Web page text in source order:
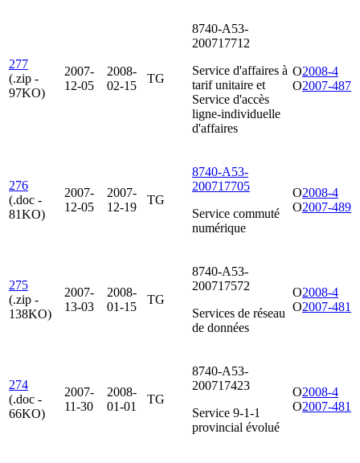
277
(.zip -
97KO)
2007-
12-05
2008-
02-15
TG
8740-A53-
200717712
Service d'affaires à
tarif unitaire et
Service d'accès
ligne-individuelle
d'affaires
O2008-4
O2007-487
276
(.doc -
81KO)
2007-
12-05
2007-
12-19
TG
8740-A53-
200717705
Service commuté
numérique
O2008-4
O2007-489
275
(.zip -
138KO)
2007-
13-03
2008-
01-15
TG
8740-A53-
200717572
Services de réseau
de données
O2008-4
O2007-481
274
(.doc -
66KO)
2007-
11-30
2008-
01-01
TG
8740-A53-
200717423
Service 9-1-1
provincial évolué
O2008-4
O2007-481